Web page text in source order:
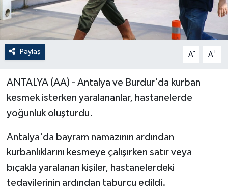
Paylaş A- A+
ANTALYA (AA) - Antalya ve Burdur'da kurban
kesmek isterken yaralananlar, hastanelerde
yoğunluk oluşturdu.
Antalya'da bayram namazının ardından
kurbanlıklarını kesmeye çalışırken satır veya
bıçakla yaralanan kişiler, hastanelerdeki
tedavilerinin ardından taburcu edildi.